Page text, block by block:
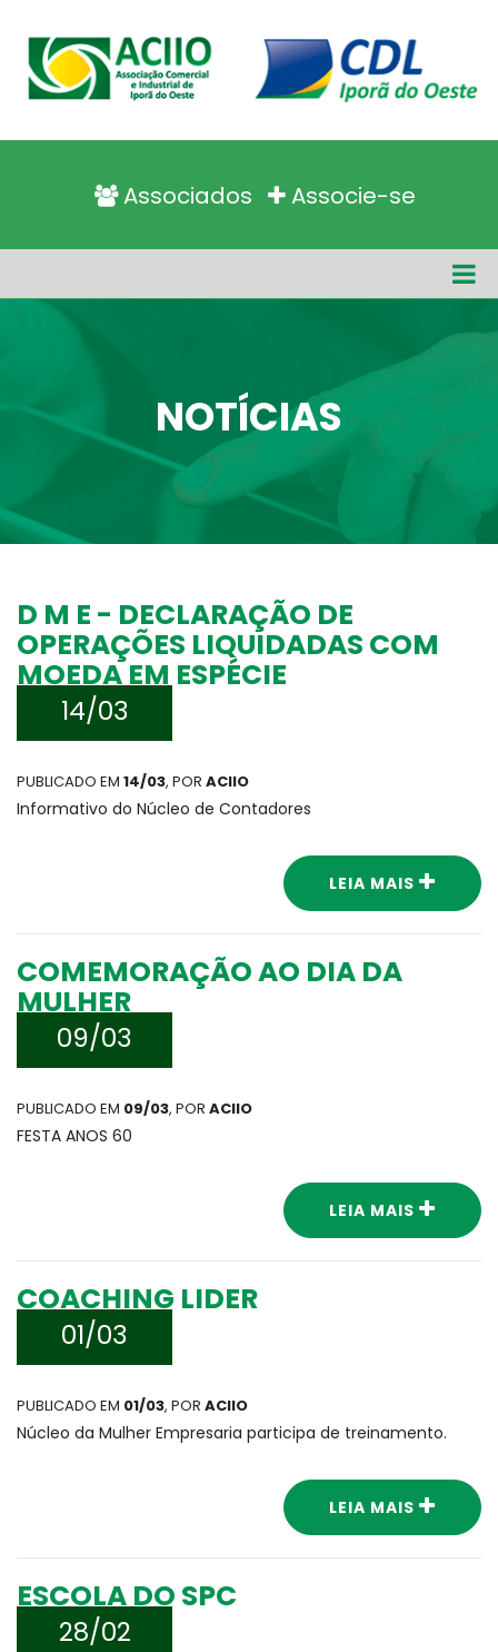
Associados Associe-se
NOTÍCIAS
D M E - DECLARAÇÃO DE
OPERAÇÕES LIQUIDADAS COM
MOEDA EM ESPÉCIE
14/03
PUBLICADO EM 14/03, POR ACIIO
Informativo do Núcleo de Contadores
LEIA MAIS
COMEMORAÇÃO AO DIA DA
MULHER
09/03
PUBLICADO EM 09/03, POR ACIIO
FESTA ANOS 60
LEIA MAIS
COACHING LIDER
01/03
PUBLICADO EM 01/03, POR ACIIO
Núcleo da Mulher Empresaria participa de treinamento.
LEIA MAIS
ESCOLA DO SPC
28/02